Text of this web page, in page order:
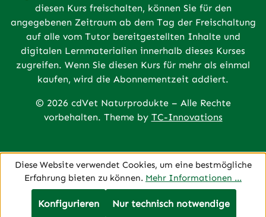
diesen Kurs freischalten, können Sie für den
angegebenen Zeitraum ab dem Tag der Freischaltung
auf alle vom Tutor bereitgestellten Inhalte und
digitalen Lernmaterialien innerhalb dieses Kurses
zugreifen. Wenn Sie diesen Kurs für mehr als einmal
kaufen, wird die Abonnementzeit addiert.
© 2026 cdVet Naturprodukte – Alle Rechte
vorbehalten. Theme by TC-Innovations
Diese Website verwendet Cookies, um eine bestmögliche
Erfahrung bieten zu können. Mehr Informationen ...
Nur technisch notwendige
Konfigurieren